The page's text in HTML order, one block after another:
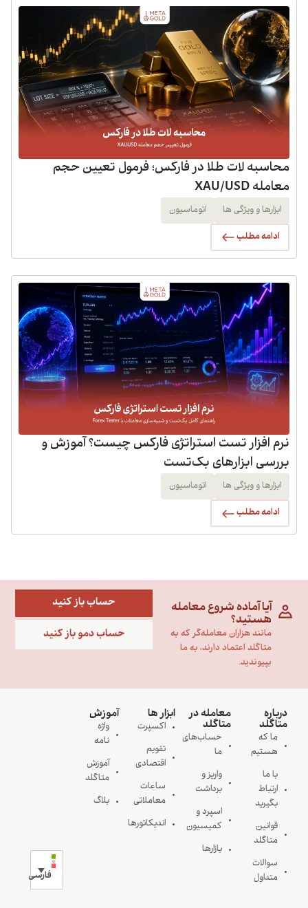
محاسبه لات طلا در فارکس؛ فرمول تعیین حجم
معامله XAU/USD
ابزارها و ویژگی ها اتوماسیون
ادامه مطلب
نرم افزار تست استراتژی فارکس چیست؟ آموزش و
بررسی ابزارهای بک‌تست
ابزارها و ویژگی ها اتوماسیون
ادامه مطلب
آیا آماده شروع معامله
هستید؟
مانند هزاران معامله‌گر که به
متاگلد اعتماد دارند، به ما
بپیوندید.
حساب باز کنید
حساب دمو باز کنید
درباره
متاگلد
ما که
هستیم
با ما
ارتباط
بگیرید
قوانین
متاگلد
سوالات
متداول
معامله در
متاگلد
حساب‌های
ما
واریز و
برداشت
اسپرد و
کمیسیون
بازارها
ابزار ها
اکسپرت
تقویم
اقتصادی
ساعات
معاملاتی
اندیکاتورها
آموزش
واژه
نامه
آموزش
متاگلد
بلاگ
فارسی